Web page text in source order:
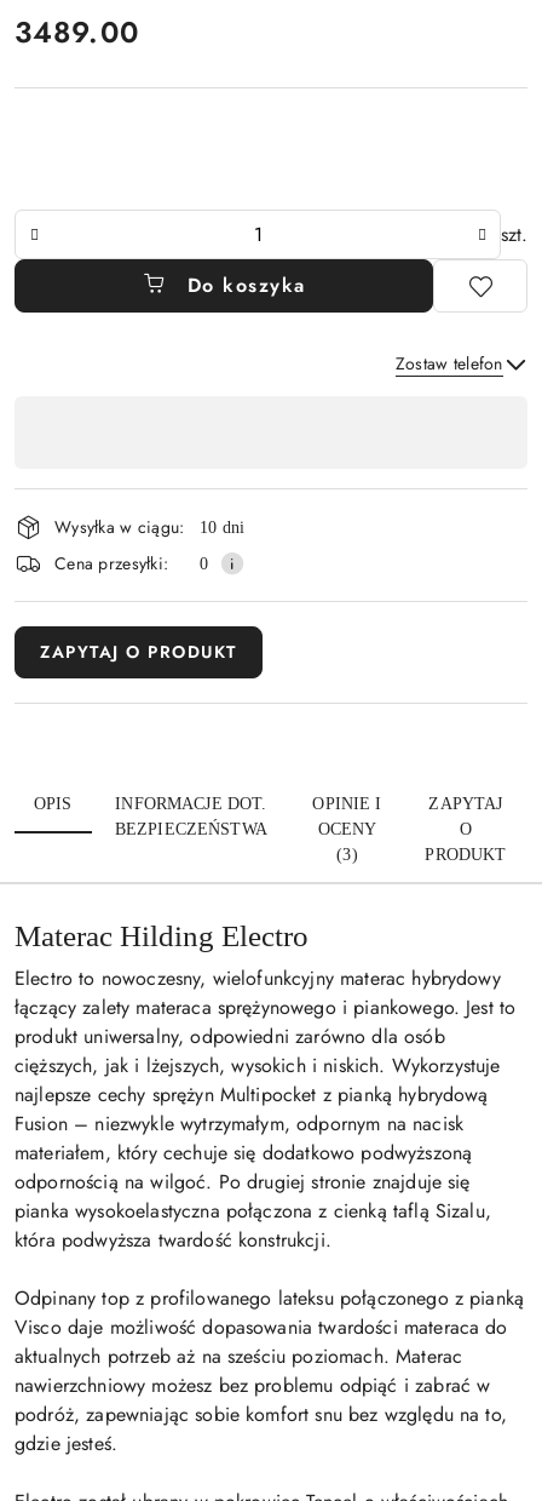
cena:
3489.00
szt.
Do koszyka
Zostaw telefon
i
dostawa
Wysyłka w ciągu: 10 dni
Cena przesyłki: 0
ZAPYTAJ O PRODUKT
OPIS
INFORMACJE DOT.
BEZPIECZEŃSTWA
OPINIE I
OCENY
(3)
ZAPYTAJ
O
PRODUKT
Materac Hilding Electro
Electro to nowoczesny, wielofunkcyjny materac hybrydowy
łączący zalety materaca sprężynowego i piankowego. Jest to
produkt uniwersalny, odpowiedni zarówno dla osób
cięższych, jak i lżejszych, wysokich i niskich. Wykorzystuje
najlepsze cechy sprężyn Multipocket z pianką hybrydową
Fusion – niezwykle wytrzymałym, odpornym na nacisk
materiałem, który cechuje się dodatkowo podwyższoną
odpornością na wilgoć. Po drugiej stronie znajduje się
pianka wysokoelastyczna połączona z cienką taflą Sizalu,
która podwyższa twardość konstrukcji.
Odpinany top z profilowanego lateksu połączonego z pianką
Visco daje możliwość dopasowania twardości materaca do
aktualnych potrzeb aż na sześciu poziomach. Materac
nawierzchniowy możesz bez problemu odpiąć i zabrać w
podróż, zapewniając sobie komfort snu bez względu na to,
gdzie jesteś.